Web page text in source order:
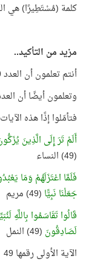
كلمة (مُسْتَطِيرًا) هي الكلمة رقم 56 من بداية
مزيد من التأكيد..
أنتم تعلمون أن العدد 49 يساوي 7 × 7
وتعلمون أيضًا أن العدد 14 يساوي 7
فتأمّلوا إذًا هذه
أَلَمْ تَرَ إِلَى الَّذِينَ
(49) النساء
فَلَمَّا اعْتَزَلَهُمْ وَمَا
جَعَلْنَا نَبِيًّا (49) مريم
قَالُوا تَقَاسَمُوا بِاللَّهِ
لَصَادِقُونَ (49) النمل
الآية الأولى رقمها 49